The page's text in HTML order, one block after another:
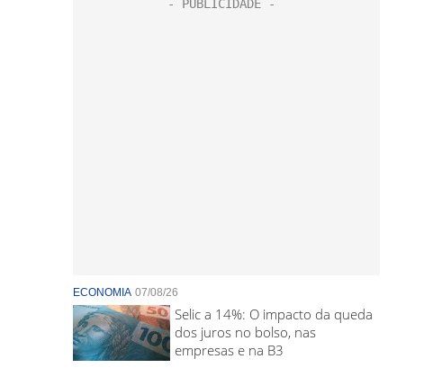
ECONOMIA 07/08/26
Selic a 14%: O impacto da queda
dos juros no bolso, nas
empresas e na B3